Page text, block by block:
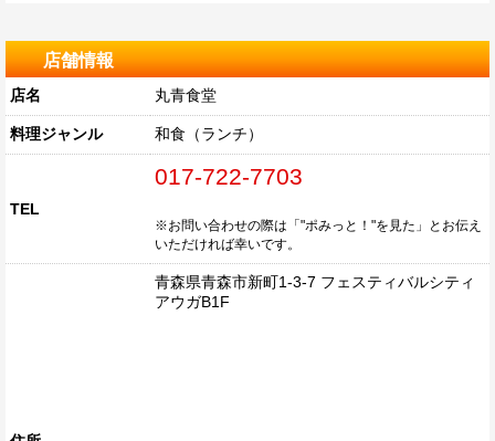
店舗情報
店名 丸青食堂
料理ジャンル 和食（ランチ）
TEL
017-722-7703
※お問い合わせの際は「"ポみっと！"を見た」とお伝え
いただければ幸いです。
青森県青森市新町1-3-7 フェスティバルシティ
アウガB1F